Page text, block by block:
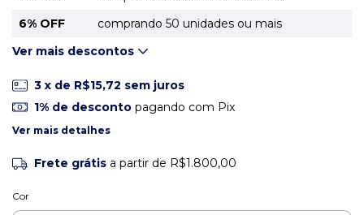
6% OFF
comprando 50 unidades ou mais
Ver mais descontos
3 x de R$15,72 sem juros
1% de descontopagando com Pix
Ver mais detalhes
Frete grátis a partir de R$1.800,00
Cor